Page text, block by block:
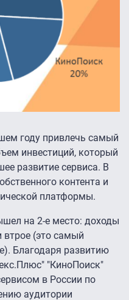
году привлечь самый
инвестиций, который
развитие сервиса. В
контента и
платформы.
на 2-е место: доходы
втрое (это самый
Благодаря развитию
"КиноПоиск"
в России по
аудитории